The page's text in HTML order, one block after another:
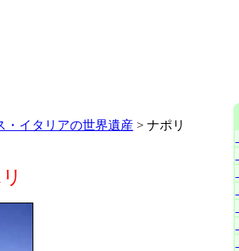
・イタリアの世界遺産> ナポリ